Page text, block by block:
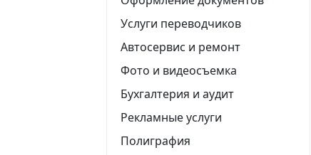
Услуги переводчиков
Автосервис и ремонт
Фото и видеосъемка
Бухгалтерия и аудит
Рекламные услуги
Полиграфия